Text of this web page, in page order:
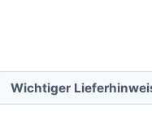
Wichtiger